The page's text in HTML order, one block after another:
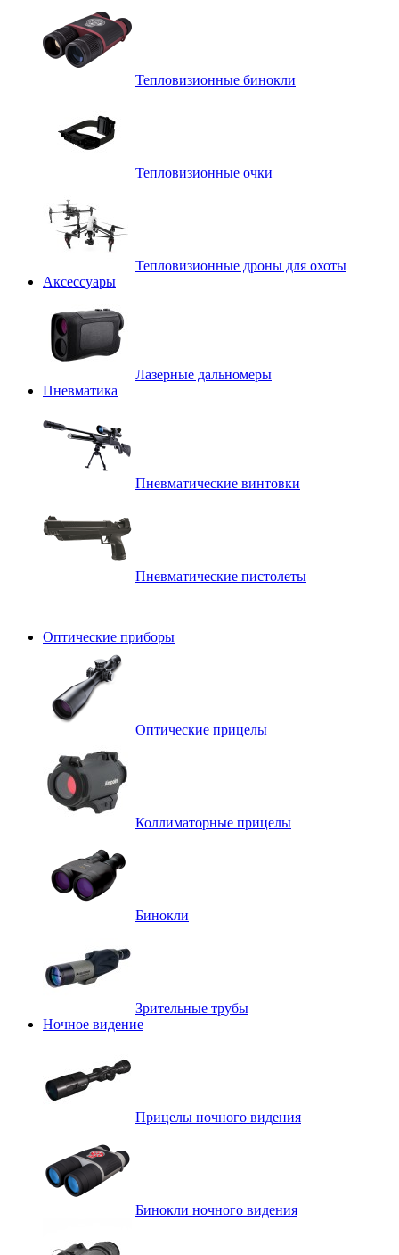
Тепловизионные бинокли
Тепловизионные очки
Тепловизионные дроны для охоты
Аксессуары
Лазерные дальномеры
Пневматика
Пневматические винтовки
Пневматические пистолеты
Оптические приборы
Оптические прицелы
Коллиматорные прицелы
Бинокли
Зрительные трубы
Ночное видение
Прицелы ночного видения
Бинокли ночного видения